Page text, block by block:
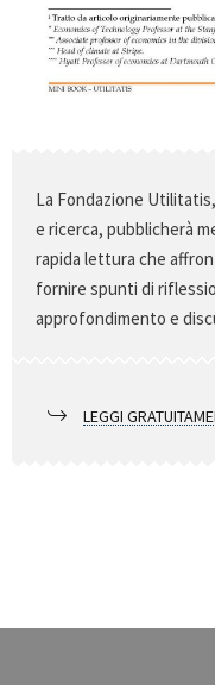
La Fondazione
e ricerca, pubblicherà
rapida lettura che
fornire spunti di
approfondimento e
LEGGI